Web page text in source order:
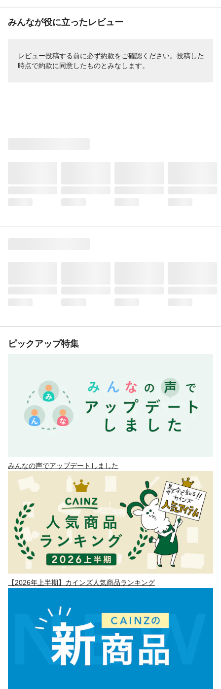
みんなが役に立ったレビュー
レビュー投稿する前に必ず約款をご確認ください。投稿した
時点で約款に同意したものとみなします。
ピックアップ特集
みんなの声でアップデートしました
【2026年上半期】カインズ人気商品ランキング